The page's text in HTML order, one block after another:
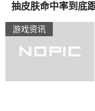
游戏资讯
抽皮肤命中率到底